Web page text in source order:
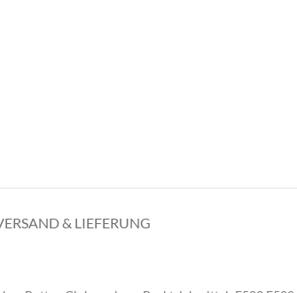
& LIEFERUNG